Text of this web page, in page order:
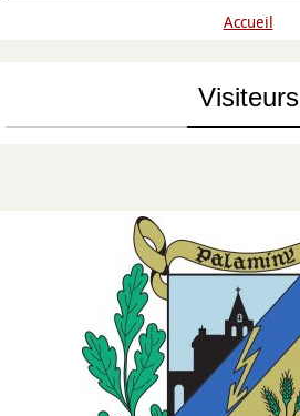
Accueil
Visiteurs